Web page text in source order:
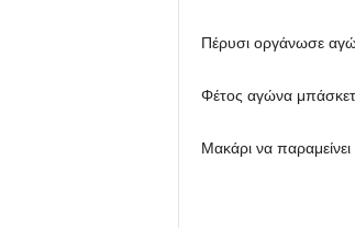
Πέρυσι οργάνωσε
Φέτος αγώνα μπάσκετ
Μακάρι να παραμείνει